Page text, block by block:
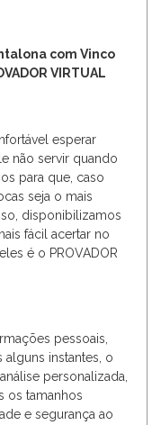
com Vinco
VIRTUAL
esperar
não servir quando
para que, caso
seja o mais
disponibilizamos
fácil acertar no
é o PROVADOR
pessoais,
instantes, o
personalizada,
os tamanhos
e segurança ao